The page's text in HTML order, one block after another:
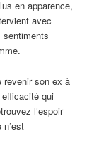
en apparence,
avec
sentiments
revenir son ex à
qui
l’espoir